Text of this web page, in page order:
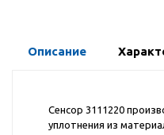
Описание
Сенсор 3111220
уплотнения из